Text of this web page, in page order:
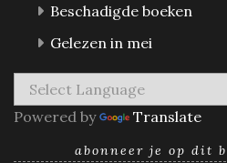
Beschadigde boeken
Gelezen in mei
Powered by Translate
abonneer je op dit